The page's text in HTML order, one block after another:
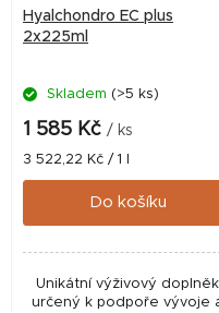
Hyalchondro EC plus
2x225ml
Skladem (>5 ks)
1 585 Kč / ks
Měrná
cena:
3 522,22 Kč / 1 l
Do košíku
Unikátní výživový doplněk
určený k podpoře vývoje